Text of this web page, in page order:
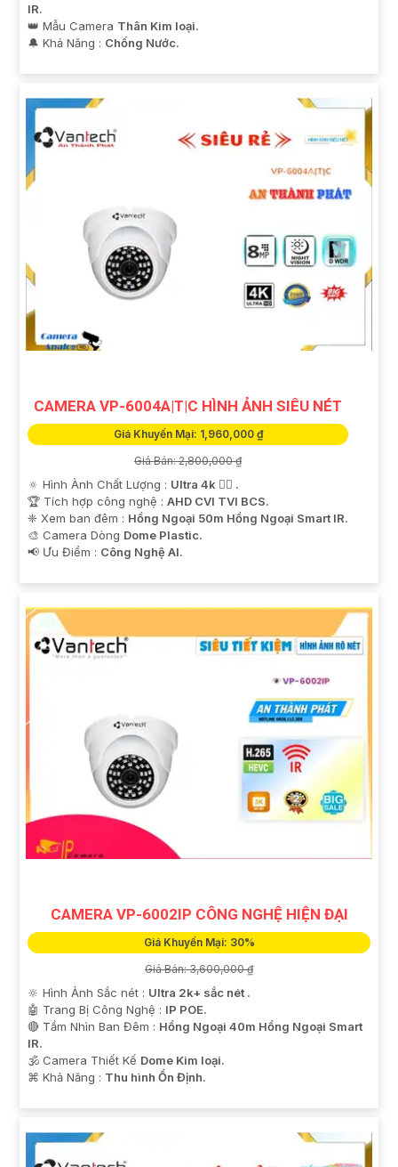
IR.
👑 Mẫu Camera Thân Kim loại.
️🔔 Khả Năng : Chống Nước.
CAMERA VP-6004A|T|C HÌNH ẢNH SIÊU NÉT
Giá Khuyến Mại: 1,960,000 ₫
Giá Bán: 2,800,000 ₫
🔅 Hình Ành Chất Lượng : Ultra 4k 👍🏾 .
🏆 Tích hợp công nghệ : AHD CVI TVI BCS.
❈ Xem ban đêm : Hồng Ngoại 50m Hồng Ngoại Smart IR.
🎨 Camera Dòng Dome Plastic.
️📢 Ưu Điểm : Công Nghệ AI.
CAMERA VP-6002IP CÔNG NGHỆ HIỆN ĐẠI
Giá Khuyến Mại: 30%
Giá Bán: 3,600,000 ₫
🔆 Hình Ảnh Sắc nét : Ultra 2k+ sắc nét .
🤖️ Trang Bị Công Nghệ : IP POE.
🔴 Tầm Nhìn Ban Đêm : Hồng Ngoại 40m Hồng Ngoại Smart
IR.
🕉️ Camera Thiết Kế Dome Kim loại.
️⌘ Khả Năng : Thu hình Ổn Định.